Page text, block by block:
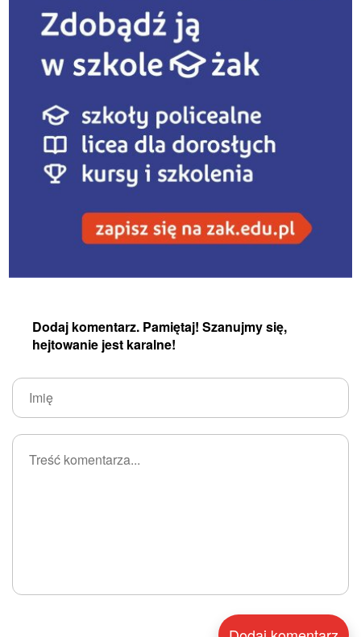
Dodaj komentarz. Pamiętaj! Szanujmy się,
hejtowanie jest karalne!